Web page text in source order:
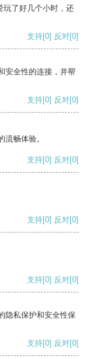
玩了好几个小时，还
支持[0] 反对[0]
安全性的连接，并帮
支持[0] 反对[0]
畅体验。
支持[0] 反对[0]
支持[0] 反对[0]
支持[0] 反对[0]
隐私保护和安全性保
支持[0] 反对[0]